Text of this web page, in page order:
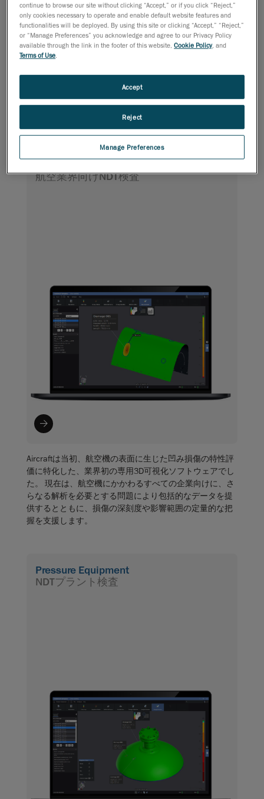
Pipeline は正確な結果と詳細なオンサイト分析を提供する
ため、パイプライン所有者は有効な診断を確立し、適切
な修理の決定を迅速に行うことができます。
航空業界向けNDT検査
Aircraftは当初、航空機の表面に生じた凹み損傷の特性評
価に特化した、業界初の専用3D可視化ソフトウェアでし
た。 現在は、航空機にかかわるすべての企業向けに、さ
らなる解析を必要とする問題により包括的なデータを提
供するとともに、損傷の深刻度や影響範囲の定量的な把
握を支援します。
Pressure Equipment
NDTプラント検査
continue to browse our site without clicking “Accept,” or if you click “Reject,”
only cookies necessary to operate and enable default website features and
functionalities will be deployed. By using this site or clicking “Accept,” “Reject,”
or “Manage Preferences” you acknowledge and agree to our Privacy Policy
available through the link in the footer of this website,Cookie Policy, and
Terms of Use.
Manage Preferences
Reject
Accept